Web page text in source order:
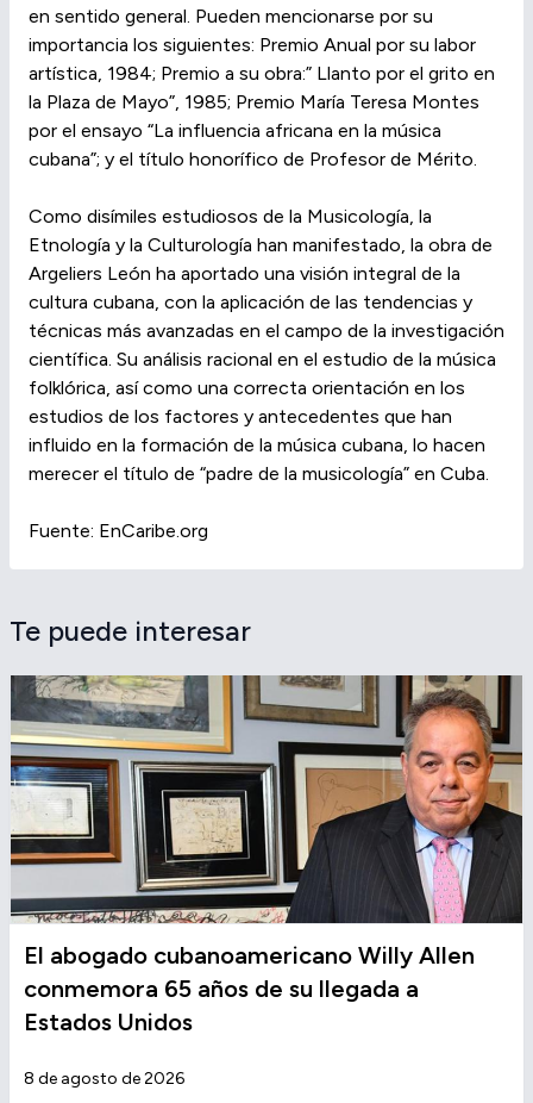
en sentido general. Pueden mencionarse por su
importancia los siguientes: Premio Anual por su labor
artística, 1984; Premio a su obra:” Llanto por el grito en
la Plaza de Mayo”, 1985; Premio María Teresa Montes
por el ensayo “La influencia africana en la música
cubana”; y el título honorífico de Profesor de Mérito.
Como disímiles estudiosos de la Musicología, la
Etnología y la Culturología han manifestado, la obra de
Argeliers León ha aportado una visión integral de la
cultura cubana, con la aplicación de las tendencias y
técnicas más avanzadas en el campo de la investigación
científica. Su análisis racional en el estudio de la música
folklórica, así como una correcta orientación en los
estudios de los factores y antecedentes que han
influido en la formación de la música cubana, lo hacen
merecer el título de “padre de la musicología” en Cuba.
Fuente: EnCaribe.org
Te puede interesar
El abogado cubanoamericano Willy Allen
conmemora 65 años de su llegada a
Estados Unidos
8 de agosto de 2026